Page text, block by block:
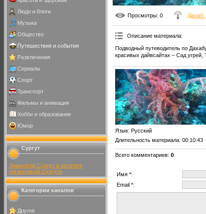
Люди и блоги
Музыка
Общество
Путешествия и события
Развлечения
Сериалы
Спорт
Транспорт
Фильмы и анимация
Хобби и образование
Юмор
Сургут
Эвакуатор Сургут в каталоге
организаций Сургута
Категории каналов
Другое
Просмотры: 0 Дахаб.
Описание материала:
Подводный путеводитель по
красивых дайвсайтах – Сад
Язык: Русский
Длительность материала: 00:10:43
Всего комментариев: 0
Имя *:
Email *: